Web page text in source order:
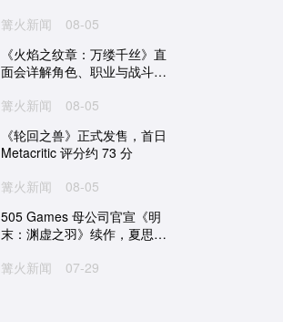
篝火新闻
08-05
《火焰之纹章：万缕千丝》直
面会详解角色、职业与战斗系
篝火新闻
08-05
《轮回之兽》正式发售，首日
Metacritic 评分约 73 分
篝火新闻
08-05
505 Games 母公司官宣《明
末：渊虚之羽》续作，夏思源
篝火新闻
07-29